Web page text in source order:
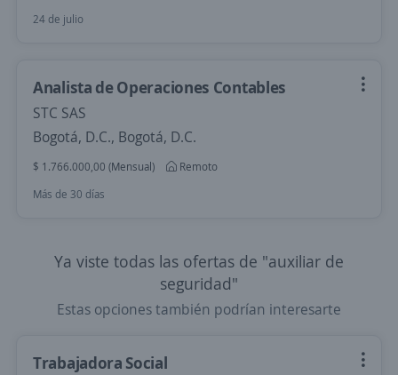
24 de julio
Analista de Operaciones Contables
STC SAS
Bogotá, D.C., Bogotá, D.C.
$ 1.766.000,00 (Mensual)
Remoto
Más de 30 días
Ya viste todas las ofertas de "auxiliar de
seguridad"
Estas opciones también podrían interesarte
Trabajadora Social